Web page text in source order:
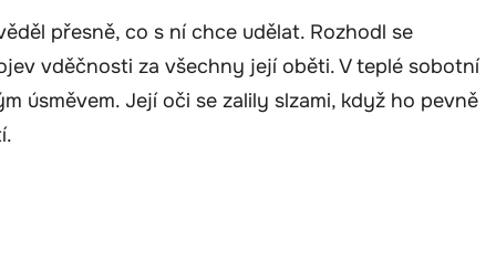
přesně, co s ní chce udělat. Rozhodl se
vděčnosti za všechny její oběti. V teplé sobotní
úsměvem. Její oči se zalily slzami, když ho pevně